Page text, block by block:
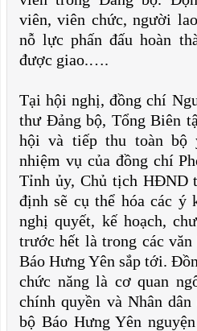
viên, viên chức, người
nỗ lực phấn đấu hoàn
được giao.….
Tại hội nghị, đồng chí
thư Đảng bộ, Tổng Biên
hội và tiếp thu toàn bộ
nhiệm vụ của đồng chí
Tỉnh ủy, Chủ tịch HĐND
định sẽ cụ thể hóa các ý
nghị quyết, kế hoạch,
trước hết là trong các
Báo Hưng Yên sắp tới.
chức năng là cơ quan
chính quyền và Nhân
bộ Báo Hưng Yên